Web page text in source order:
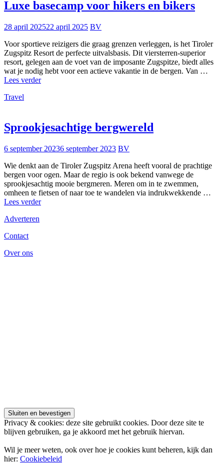
Luxe basecamp voor hikers en bikers
28 april 202522 april 2025 BV
Voor sportieve reizigers die graag grenzen verleggen, is het Tiroler
Zugspitz Resort de perfecte uitvalsbasis. Dit viersterren-superior
resort, gelegen aan de voet van de imposante Zugspitze, biedt alles
wat je nodig hebt voor een actieve vakantie in de bergen. Van …
Lees verderLuxe
bikers
Travel
Sprookjesachtige bergwereld
6 september 20236 september 2023 BV
Wie denkt aan de Tiroler Zugspitz Arena heeft vooral de prachtige
bergen voor ogen. Maar de regio is ook bekend vanwege de
sprookjesachtig mooie bergmeren. Meren om in te zwemmen,
omheen te fietsen of naar toe te wandelen via indrukwekkende …
Lees verderSprookjesachtige
Adverteren
Contact
Over ons
Privacy & cookies: deze site gebruikt cookies. Door deze site te
blijven gebruiken, ga je akkoord met het gebruik hiervan.
Wil je meer weten, ook over hoe je cookies kunt beheren, kijk dan
hier: Cookiebeleid